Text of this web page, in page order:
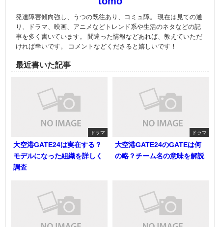
発達障害傾向強し、うつの既往あり、コミュ障。 現在は見ての通
り、ドラマ、映画、アニメなどトレンド系や生活のネタなどの記
事を多く書いています。 間違った情報などあれば、教えていただ
ければ幸いです。 コメントなどくださると嬉しいです！
最近書いた記事
ドラマ
大空港GATE24は実在する？
モデルになった組織を詳しく
調査
ドラマ
大空港GATE24のGATEは何
の略？チーム名の意味を解説